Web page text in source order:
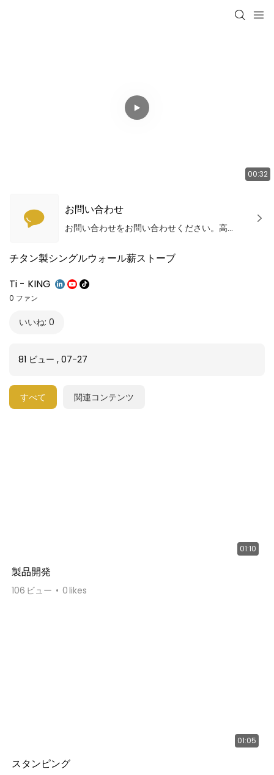
00:32
お問い合わせ
お問い合わせをお問い合わせください。高品質の製品とサービスを提供します！
チタン製シングルウォール薪ストーブ
Ti - KING
0 ファン
いいね: 0
81 ビュー , 07-27
すべて 関連コンテンツ
01:10
製品開発
106 ビュー 0likes
01:05
スタンピング